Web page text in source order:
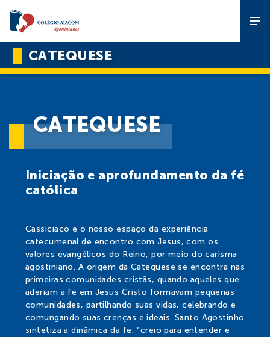
A Escola
forma gente
Projetos
Notícias
Contato
CATEQUESE
CATEQUESE
Iniciação e aprofundamento da fé
católica
Cassicíaco é o nosso espaço da experiência
catecumenal de encontro com Jesus, com os
valores evangélicos do Reino, por meio do carisma
agostiniano. A origem da Catequese se encontra nas
primeiras comunidades cristãs, quando aqueles que
aderiam à fé em Jesus Cristo formavam pequenas
comunidades, partilhando suas vidas, celebrando e
comungando suas crenças e ideais. Santo Agostinho
sintetiza a dinâmica da fé: “creio para entender e